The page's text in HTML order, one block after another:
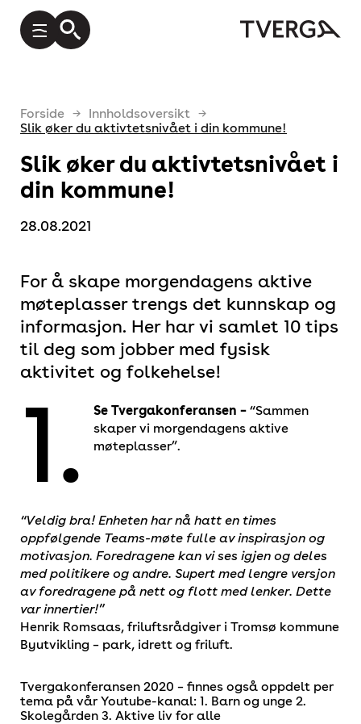
Forside
Innholdsoversikt
Slik øker du aktivtetsnivået i din kommune!
Slik øker du aktivtetsnivået i
din kommune!
28.08.2021
For å skape morgendagens aktive
møteplasser trengs det kunnskap og
informasjon. Her har vi samlet 10 tips
til deg som jobber med fysisk
aktivitet og folkehelse!
1. Se Tvergakonferansen –“Sammen
skaper vi morgendagens aktive
møteplasser”.
“Veldig bra! Enheten har nå hatt en times
oppfølgende Teams-møte fulle av inspirasjon og
motivasjon. Foredragene kan vi ses igjen og deles
med politikere og andre. Supert med lengre versjon
av foredragene på nett og flott med lenker. Dette
var innertier!”
Henrik Romsaas, friluftsrådgiver i Tromsø kommune
Byutvikling – park, idrett og friluft.
Tvergakonferansen 2020 – finnes også oppdelt per
tema på vår Youtube-kanal: 1. Barn og unge 2.
Skolegården 3. Aktive liv for alle